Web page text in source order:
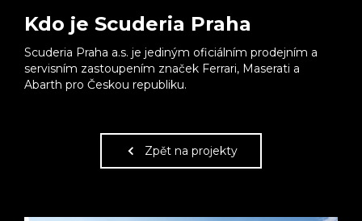
Kdo je Scuderia Praha
Scuderia Praha a.s. je jediným oficiálním prodejním a
servisním zastoupením značek Ferrari, Maserati a
Abarth pro Českou republiku.
Zpět na projekty